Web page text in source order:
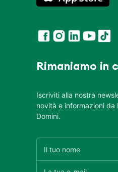
Rimaniamo in
Iscriviti alla nostra
novità e informazioni da
Domini.